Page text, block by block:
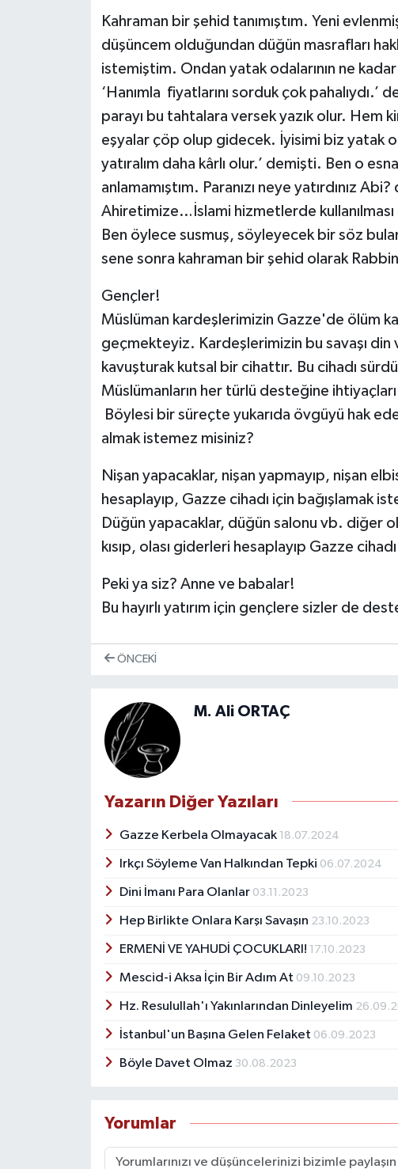
Kahraman bir şehid tanımıştım. Yeni
düşüncem olduğundan düğün masrafları
istemiştim. Ondan yatak odalarının ne
‘Hanımla fiyatlarını sorduk çok
parayı bu tahtalara versek yazık olur. Hem
eşyalar çöp olup gidecek. İyisimi biz yatak
yatıralım daha kârlı olur.’ demişti. Ben o
anlamamıştım. Paranızı neye yatırdınız
Ahiretimize…İslami hizmetlerde
Ben öylece susmuş, söyleyecek bir söz
sene sonra kahraman bir şehid olarak
Gençler!
Müslüman kardeşlerimizin Gazze'de ölüm
geçmekteyiz. Kardeşlerimizin bu savaşı din
kavuşturak kutsal bir cihattır. Bu cihadı
Müslümanların her türlü desteğine
Böylesi bir süreçte yukarıda övgüyü hak
almak istemez misiniz?
Nişan yapacaklar, nişan yapmayıp, nişan
hesaplayıp, Gazze cihadı için bağışlamak
Düğün yapacaklar, düğün salonu vb. diğer
kısıp, olası giderleri hesaplayıp Gazze
Peki ya siz? Anne ve babalar!
Bu hayırlı yatırım için gençlere sizler de
ÖNCEKI
M. Ali ORTAÇ
Yazarın Diğer Yazıları
Gazze Kerbela Olmayacak 18.07.2024
Irkçı Söyleme Van Halkından Tepki 06.07.2024
Dini İmanı Para Olanlar 03.11.2023
Hep Birlikte Onlara Karşı Savaşın 23.10.2023
ERMENİ VE YAHUDİ ÇOCUKLARI! 17.10.2023
Mescid-i Aksa İçin Bir Adım At 09.10.2023
Hz. Resulullah'ı Yakınlarından Dinleyelim
İstanbul'un Başına Gelen Felaket 06.09.2023
Böyle Davet Olmaz 30.08.2023
Yorumlar
RESMİ İLANLAR